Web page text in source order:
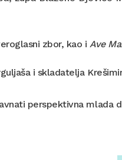
zbor, kao iAve
i skladatelja
perspektivna mlada